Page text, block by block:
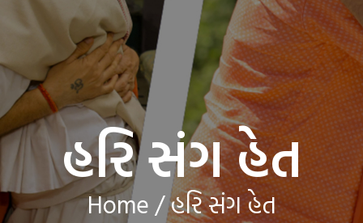
હરિ સંગ હેત
Home/ હરિ સંગ હેત